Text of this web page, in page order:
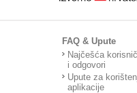
FAQ & Upute
Najčešća
i odgovori
Upute za
aplikacije